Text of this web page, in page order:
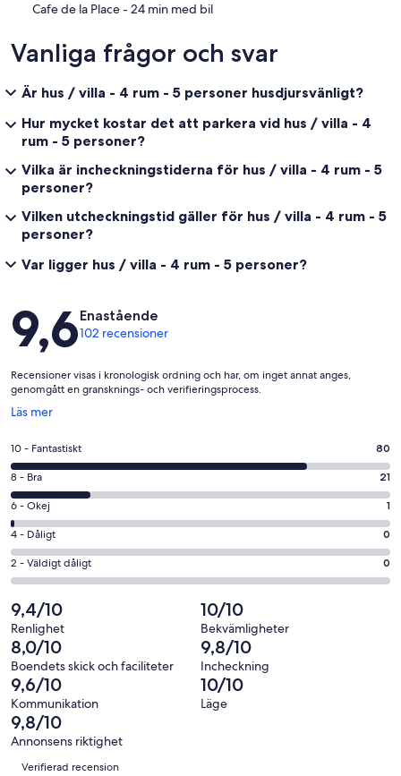
‪Cafe de la Place - ‬24 min med bil
Vanliga frågor och svar
Är hus / villa - 4 rum - 5 personer husdjursvänligt?
Hur mycket kostar det att parkera vid hus / villa - 4
rum - 5 personer?
Vilka är incheckningstiderna för hus / villa - 4 rum - 5
personer?
Vilken utcheckningstid gäller för hus / villa - 4 rum - 5
personer?
Var ligger hus / villa - 4 rum - 5 personer?
Recensioner
9,6Enastående
102 recensioner
Recensioner visas i kronologisk ordning och har, om inget annat anges,
genomgått en gransknings- och verifieringsprocess.
Läs mer
Öppnas
ett
nytt
fönster
10
-
Fantastiskt
i
betyg.
80
av
102
recensioner
10 - Fantastiskt 80
8
-
Bra
i
betyg.
21
102
recensioner
8 - Bra 21
6
-
Okej
i
betyg.
1
av
102
recensioner
6 - Okej 1
4
-
Dåligt
betyg.
0
av
102
recensioner
4 - Dåligt 0
2
-
Väldigt
dåligt
i
betyg.
0
av
102
recensioner
2 - Väldigt dåligt 0
9,4/10
Renlighet
10/10
Bekvämligheter
8,0/10
Boendets skick och faciliteter
9,8/10
Incheckning
9,6/10
Kommunikation
10/10
Läge
9,8/10
Annonsens riktighet
Recensioner
Verifierad recension